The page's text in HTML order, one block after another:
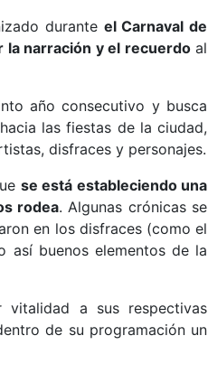
durante el Carnaval de
la narración y el recuerdoal
año consecutivo y busca
las fiestas de la ciudad,
disfraces y personajes.
se está estableciendo una
rodea. Algunas crónicas se
en los disfraces (como el
así buenos elementos de la
a sus respectivas
de su programación un